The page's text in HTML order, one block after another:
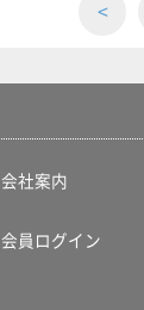
<
会社案内
会員ログイン